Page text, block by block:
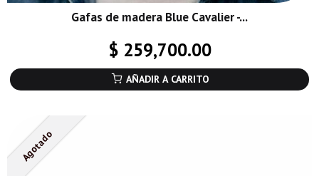
Gafas de madera Blue Cavalier -...
$ 259,700.00
AÑADIR A CARRITO
Agotado